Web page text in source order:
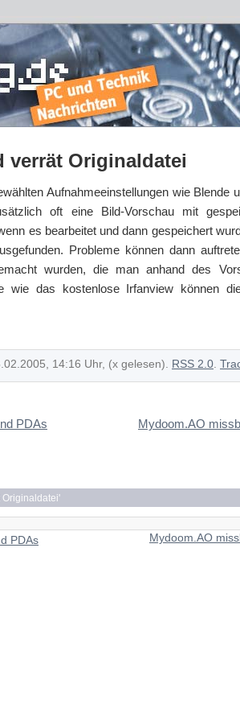
verrät Originaldatei
Aufnahmeeinstellungen wie Blende
oft eine Bild-Vorschau mit
es bearbeitet und dann gespeichert
Probleme können dann
wurden, die man anhand des
wie das kostenlose Irfanview können
14:16 Uhr, (x gelesen). RSS 2.0.
PDAs Mydoom.AO
Originaldatei'
PDAs Mydoom.AO